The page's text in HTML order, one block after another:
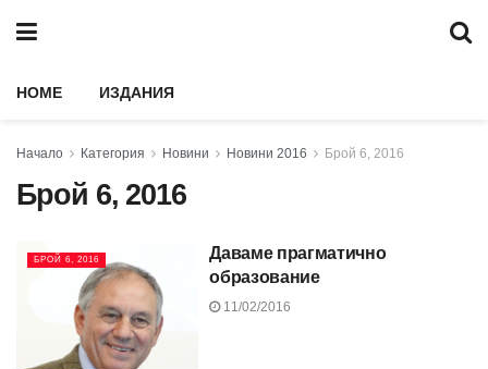
HOME ИЗДАНИЯ
Начало Категория Новини Новини 2016 Брой 6, 2016
Брой 6, 2016
БРОЙ 6, 2016
Даваме прагматично
образование
11/02/2016